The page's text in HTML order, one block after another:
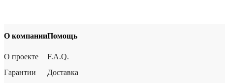
О компании
О проекте
Гарантии
Помощь
F.A.Q.
Доставка